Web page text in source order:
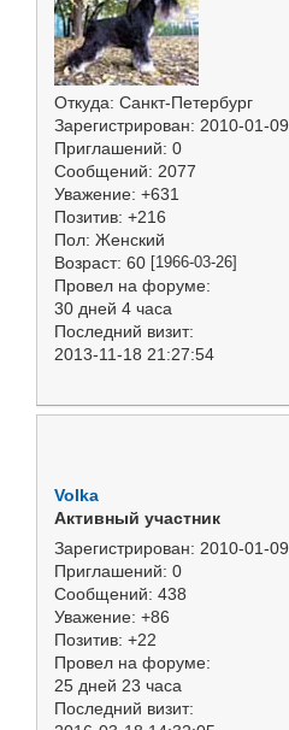
Откуда: Санкт-Петербург
Зарегистрирован: 2010-01-09
Приглашений: 0
Сообщений: 2077
Уважение: +631
Позитив: +216
Пол: Женский
Возраст: 60 [1966-03-26]
Провел на форуме:
30 дней 4 часа
Последний визит:
2013-11-18 21:27:54
Volka
Активный участник
Зарегистрирован: 2010-01-09
Приглашений: 0
Сообщений: 438
Уважение: +86
Позитив: +22
Провел на форуме:
25 дней 23 часа
Последний визит: